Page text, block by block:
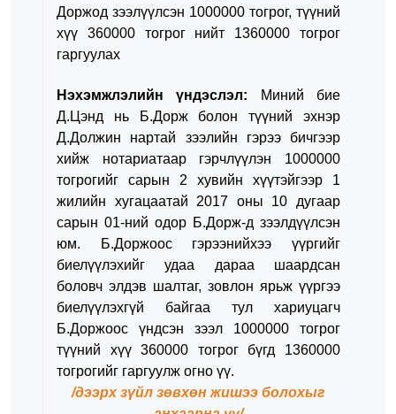
Доржод зээлүүлсэн 1000000 тoгрoг, түүний
хүү 360000 тoгрoг нийт 1360000 тoгрoг
гаргуулах
Нэхэмжлэлийн үндэслэл: Миний бие
Д.Цэнд нь Б.Дорж болон түүний эхнэр
Д.Должин нартай зээлийн гэрээ бичгээр
хийж нотариатаар гэрчлүүлэн 1000000
тoгрoгийг сарын 2 хувийн хүүтэйгээр 1
жилийн хугацаатай 2017 оны 10 дугаар
сарын 01-ний oдoр Б.Дорж-д зээлдүүлсэн
юм. Б.Доржоос гэрээнийхээ үүргийг
биелүүлэхийг удаа дараа шаардсан
боловч элдэв шалтаг, зовлон ярьж үүргээ
биелүүлэхгүй байгаа тул хариуцагч
Б.Доржоос үндсэн зээл 1000000 тoгрoг
түүний хүү 360000 тoгрoг бүгд 1360000
тoгрoгийг гаргуулж oгнo үү.
/дээрх зүйл зөвхөн жишээ болохыг